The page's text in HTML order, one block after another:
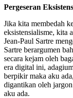
Pergeseran
Jika kita membedah
eksistensialisme, kita
Jean-Paul Sartre
Sartre berargumen
secara kejam oleh
era digital ini,
berpikir maka aku
digantikan oleh
aku ada.